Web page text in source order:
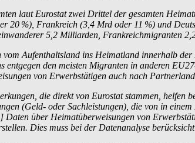
laut Eurostat zwei Drittel der gesamten
20 %), Frankreich (3,4 Mrd oder 11 %) und
5,2 Milliarden, Frankreich­migranten
vom Aufenthaltsland ins Heimatland innerhalb
entgegen den meisten Migranten in anderen
von Erwerbs­tätigen auch nach
die direkt von Eurostat stammen,
(Geld- oder Sach­leistungen), die von in
Daten über Heimat­über­weisungen von
Dies muss bei der Datenanalyse